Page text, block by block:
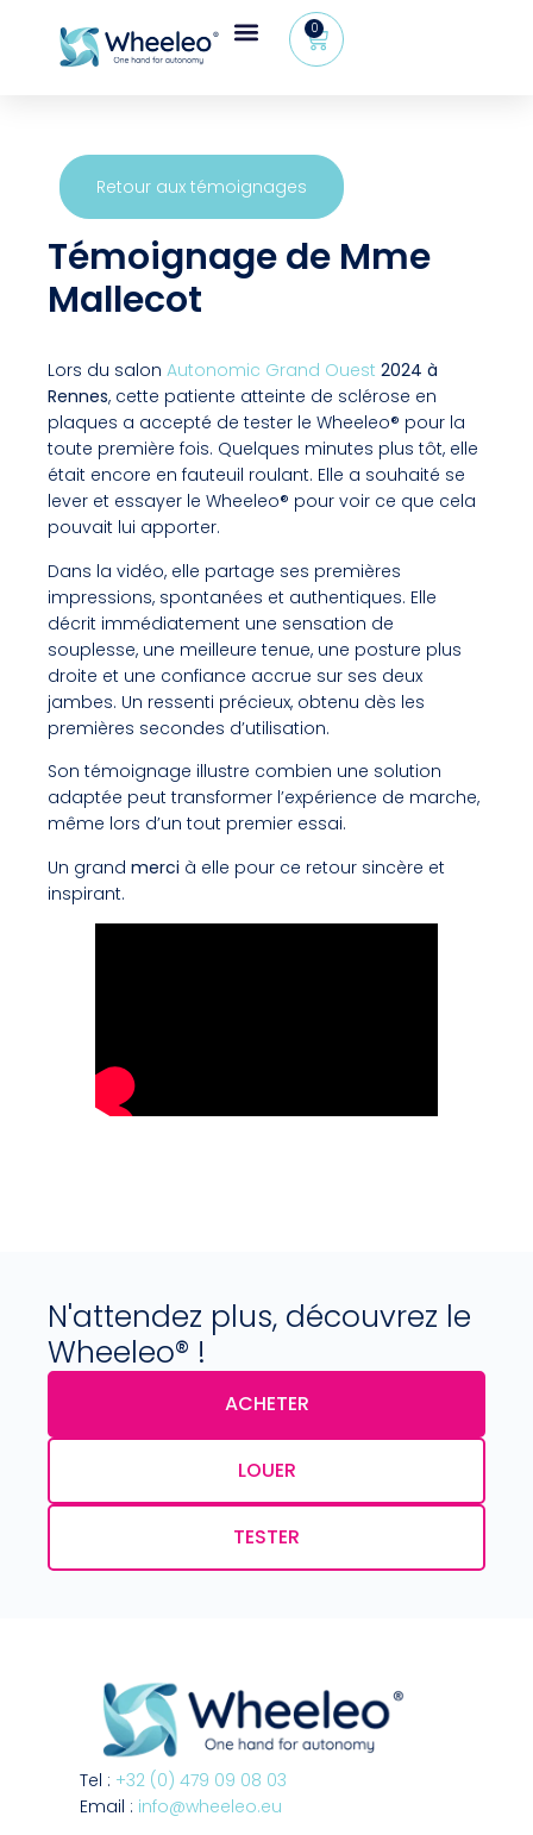
0
Retour aux témoignages
Témoignage de Mme
Mallecot
Lors du salon Autonomic Grand Ouest 2024 à
Rennes, cette patiente atteinte de sclérose en
plaques a accepté de tester le Wheeleo® pour la
toute première fois. Quelques minutes plus tôt, elle
était encore en fauteuil roulant. Elle a souhaité se
lever et essayer le Wheeleo® pour voir ce que cela
pouvait lui apporter.
Dans la vidéo, elle partage ses premières
impressions, spontanées et authentiques. Elle
décrit immédiatement une sensation de
souplesse, une meilleure tenue, une posture plus
droite et une confiance accrue sur ses deux
jambes. Un ressenti précieux, obtenu dès les
premières secondes d’utilisation.
Son témoignage illustre combien une solution
adaptée peut transformer l’expérience de marche,
même lors d’un tout premier essai.
Un grand merci à elle pour ce retour sincère et
inspirant.
N'attendez plus, découvrez le
Wheeleo® !
ACHETER
LOUER
TESTER
Tel : +32 (0) 479 09 08 03
Email : info@wheeleo.eu